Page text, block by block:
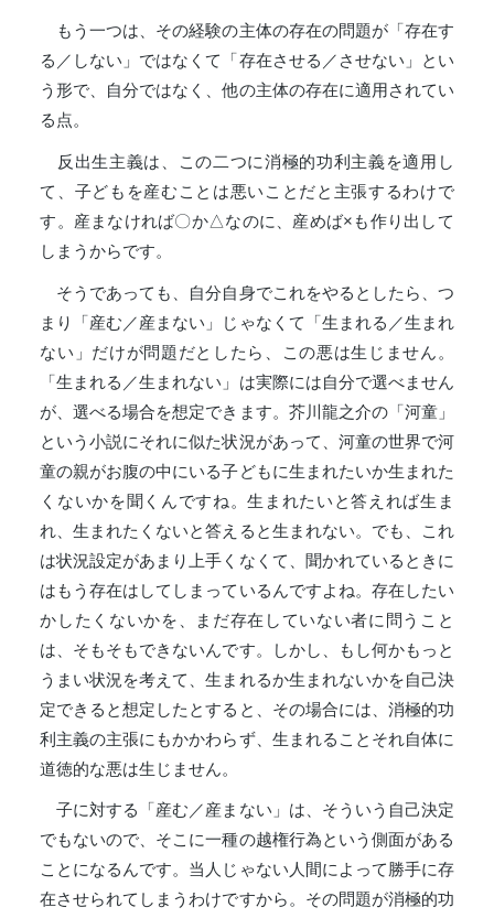
もう一つは、その経験の主体の存在の問題が「存在す
る／しない」ではなくて「存在させる／させない」とい
う形で、自分ではなく、他の主体の存在に適用されてい
る点。
反出生主義は、この二つに消極的功利主義を適用し
て、子どもを産むことは悪いことだと主張するわけで
す。産まなければ〇か△なのに、産めば×も作り出して
しまうからです。
そうであっても、自分自身でこれをやるとしたら、つ
まり「産む／産まない」じゃなくて「生まれる／生まれ
ない」だけが問題だとしたら、この悪は生じません。
「生まれる／生まれない」は実際には自分で選べません
が、選べる場合を想定できます。芥川龍之介の「河童」
という小説にそれに似た状況があって、河童の世界で河
童の親がお腹の中にいる子どもに生まれたいか生まれた
くないかを聞くんですね。生まれたいと答えれば生ま
れ、生まれたくないと答えると生まれない。でも、これ
は状況設定があまり上手くなくて、聞かれているときに
はもう存在はしてしまっているんですよね。存在したい
かしたくないかを、まだ存在していない者に問うこと
は、そもそもできないんです。しかし、もし何かもっと
うまい状況を考えて、生まれるか生まれないかを自己決
定できると想定したとすると、その場合には、消極的功
利主義の主張にもかかわらず、生まれることそれ自体に
道徳的な悪は生じません。
子に対する「産む／産まない」は、そういう自己決定
でもないので、そこに一種の越権行為という側面がある
ことになるんです。当人じゃない人間によって勝手に存
在させられてしまうわけですから。その問題が消極的功